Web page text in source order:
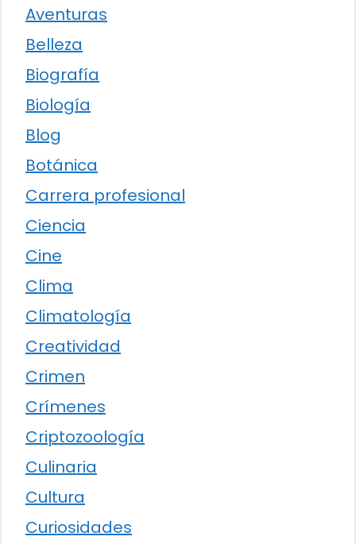
Aventuras
Belleza
Biografía
Biología
Blog
Botánica
Carrera profesional
Ciencia
Cine
Clima
Climatología
Creatividad
Crimen
Crímenes
Criptozoología
Culinaria
Cultura
Curiosidades